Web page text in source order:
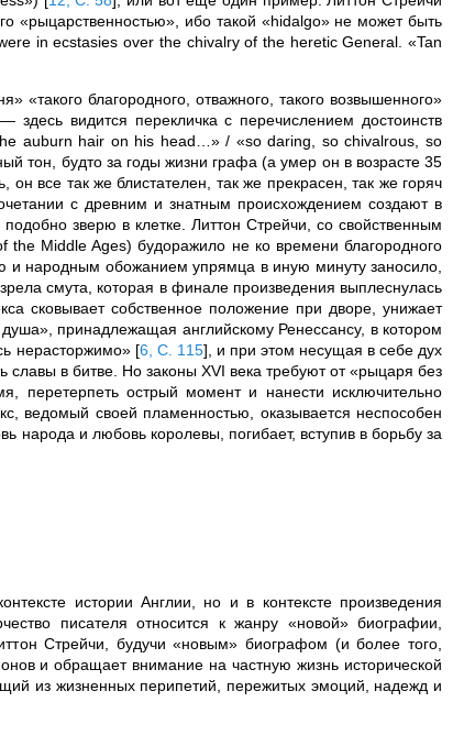
«рыцарственностью», ибо такой «hidalgo» не может быть
in ecstasies over the chivalry of the heretic General. «Tan
«такого благородного, отважного, такого возвышенного»
— здесь видится перекличка с перечислением достоинств
auburn hair on his head…» / «so daring, so chivalrous, so
тон, будто за годы жизни графа (а умер он в возрасте 35
все так же блистателен, так же прекрасен, так же горяч
с древним и знатным происхождением создают в
зверю в клетке. Литтон Стрейчи, со свойственным
Middle Ages) будоражило не ко времени благородного
и народным обожанием упрямца в иную минуту заносило,
смута, которая в финале произведения выплеснулась
сковывает собственное положение при дворе, унижает
принадлежащая английскому Ренессансу, в котором
нерасторжимо» [6, С. 115] , и при этом несущая в себе дух
славы в битве. Но законы XVI века требуют от «рыцаря без
перетерпеть острый момент и нанести исключительно
ведомый своей пламенностью, оказывается неспособен
народа и любовь королевы, погибает, вступив в борьбу за
истории Англии, но и в контексте произведения
писателя относится к жанру «новой» биографии,
Стрейчи, будучи «новым» биографом (и более того,
и обращает внимание на частную жизнь исторической
из жизненных перипетий, пережитых эмоций, надежд и